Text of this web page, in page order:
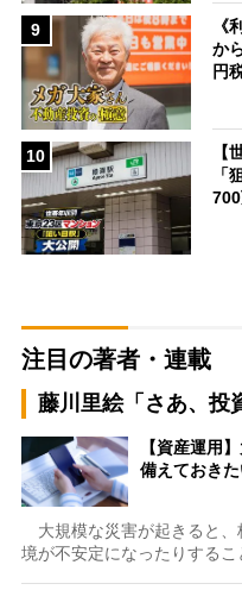
9
《
か
円
10
【
「
注目の著者・連載
藤川里絵「さあ、投
【資産運用
備えておき
大規模な災害が起きると、
境が不安定になったりするこ